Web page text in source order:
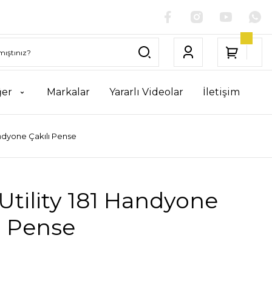
Markalar Yararlı Videolar İletişim
Çakılı Pense
181 Handyone
Pense